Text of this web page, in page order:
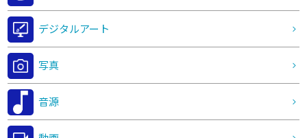
デジタルアート
写真
音源